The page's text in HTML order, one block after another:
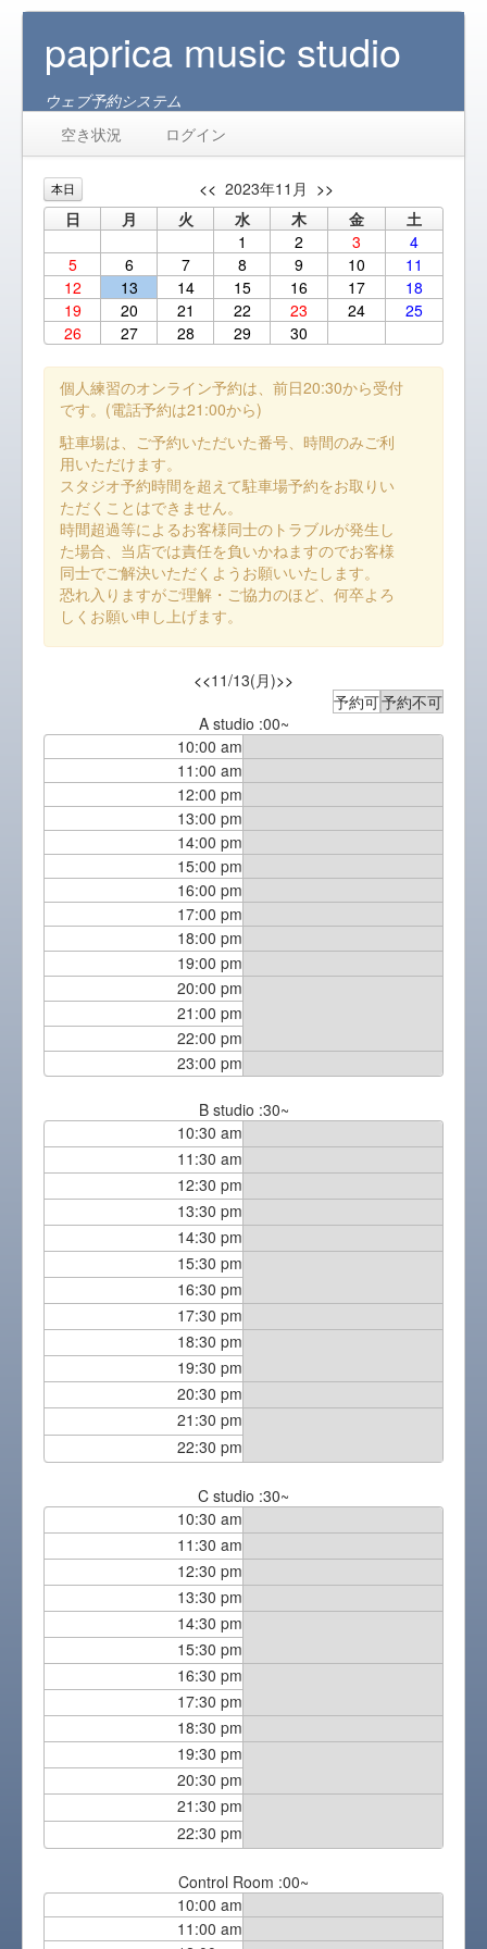
paprica music studio
ウェブ予約システム
空き状況
ログイン
本日 << 2023年11月 >>
日
月 火 水 木 金
土
1
2 3
4
5
6 7 8 9 10
11
12
13 14 15 16 17
18
19
20 21 22 23 24
25
26
27 28 29 30
個人練習のオンライン予約は、前日20:30から受付
です。(電話予約は21:00から)
駐車場は、ご予約いただいた番号、時間のみご利
用いただけます。
スタジオ予約時間を超えて駐車場予約をお取りい
ただくことはできません。
時間超過等によるお客様同士のトラブルが発生し
た場合、当店では責任を負いかねますのでお客様
同士でご解決いただくようお願いいたします。
恐れ入りますがご理解・ご協力のほど、何卒よろ
しくお願い申し上げます。
<<11/13(月)>>
予約可予約不可
A studio :00~
10:00 am
11:00 am
12:00 pm
13:00 pm
14:00 pm
15:00 pm
16:00 pm
17:00 pm
18:00 pm
19:00 pm
20:00 pm
21:00 pm
22:00 pm
23:00 pm
B studio :30~
10:30 am
11:30 am
12:30 pm
13:30 pm
14:30 pm
15:30 pm
16:30 pm
17:30 pm
18:30 pm
19:30 pm
20:30 pm
21:30 pm
22:30 pm
C studio :30~
10:30 am
11:30 am
12:30 pm
13:30 pm
14:30 pm
15:30 pm
16:30 pm
17:30 pm
18:30 pm
19:30 pm
20:30 pm
21:30 pm
22:30 pm
Control Room :00~
10:00 am
11:00 am